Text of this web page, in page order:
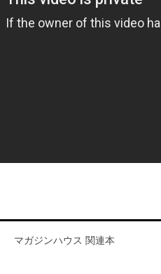
マガジンハウス 関連本